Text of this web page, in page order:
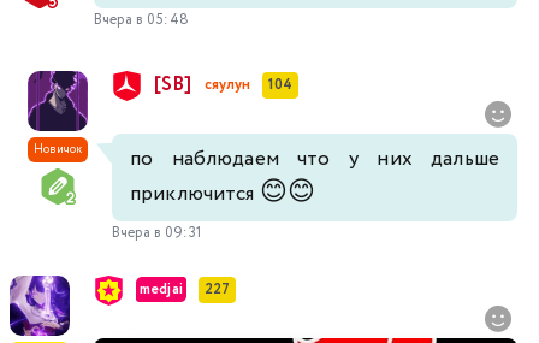
Вчера в 05:48
Новичок
[SB] сяулун 104
по наблюдаем что у них дальше
приключится 😊😊
Вчера в 09:31
medjai 227